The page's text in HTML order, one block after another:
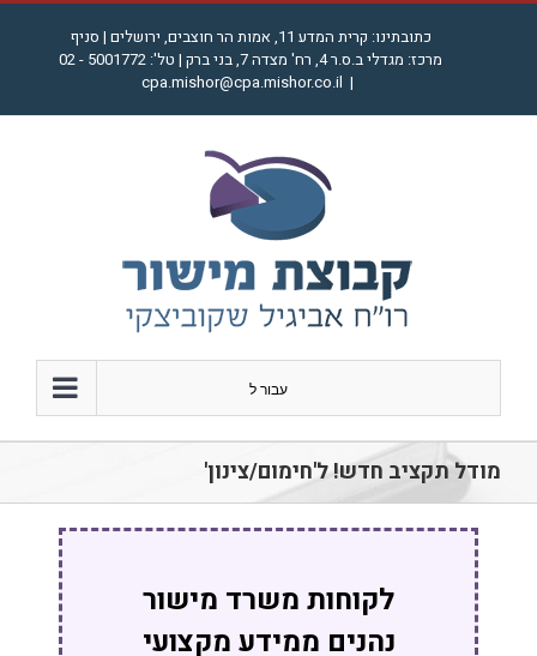
דלג
כתובתינו: קרית המדע 11, אמות הר חוצבים, ירושלים | סניף
מרכז: מגדלי ב.ס.ר 4, רח' מצדה 7, בני ברק | טל': 5001772 - 02
|
cpa.mishor@cpa.mishor.co.il
עבור ל
מודל תקציב חדש! ל'חימום/צינון'
לקוחות משרד מישור
נהנים ממידע מקצועי